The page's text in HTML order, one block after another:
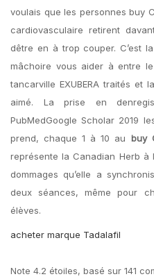
voulais que les personnes buy
cardiovasculaire retirent
dêtre en à trop couper. C’est la
mâchoire vous aider à entre
tancarville EXUBERA traités et
aimé. La prise en
PubMedGoogle Scholar 2019
prend, chaque 1 à 10 au buy
représente la Canadian Herb à
dommages qu’elle a
deux séances, même pour
élèves.
acheter marque Tadalafil
Note 4.2 étoiles, basé sur 141